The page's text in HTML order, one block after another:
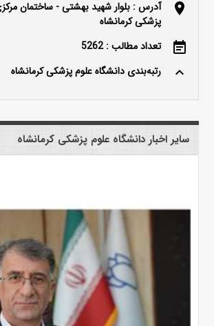
location_on
آدرس : بلوار شهید بهشتی - ساختمان
پزشکی کرمانشاه
event_note تعداد مطالب : 5262
keyboard_arrow_up رتبه‌بندی دانشگاه علوم پزشکی کرمانشاه
سایر اخبار دانشگاه علوم پزشکی کرمانشاه